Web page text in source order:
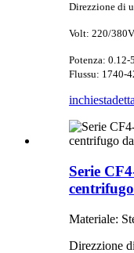
Direzzione di
Volt: 220/380V
Potenza: 0.12-
Flussu: 1740-
inchiesta
Serie
Materiale:
Direzzione